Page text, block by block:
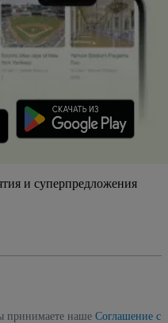
и суперпредложения
принимаете наше Соглашение с